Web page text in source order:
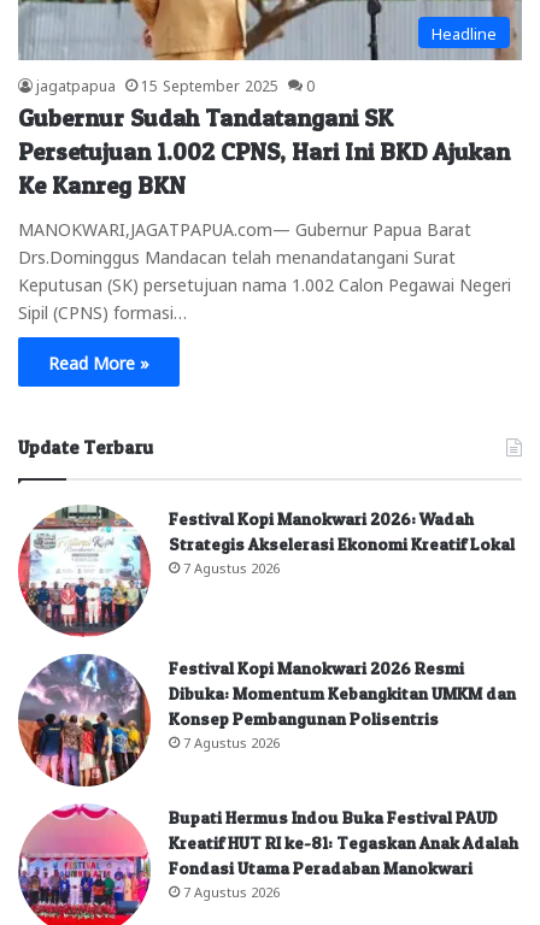
Headline
jagatpapua 15 September 2025 0
Gubernur Sudah Tandatangani SK
Persetujuan 1.002 CPNS, Hari Ini BKD Ajukan
Ke Kanreg BKN
MANOKWARI,JAGATPAPUA.com— Gubernur Papua Barat
Drs.Dominggus Mandacan telah menandatangani Surat
Keputusan (SK) persetujuan nama 1.002 Calon Pegawai Negeri
Sipil (CPNS) formasi…
Read More »
Update Terbaru
Festival Kopi Manokwari 2026: Wadah
Strategis Akselerasi Ekonomi Kreatif Lokal
7 Agustus 2026
Festival Kopi Manokwari 2026 Resmi
Dibuka: Momentum Kebangkitan UMKM dan
Konsep Pembangunan Polisentris
7 Agustus 2026
Bupati Hermus Indou Buka Festival PAUD
Kreatif HUT RI ke-81: Tegaskan Anak Adalah
Fondasi Utama Peradaban Manokwari
7 Agustus 2026